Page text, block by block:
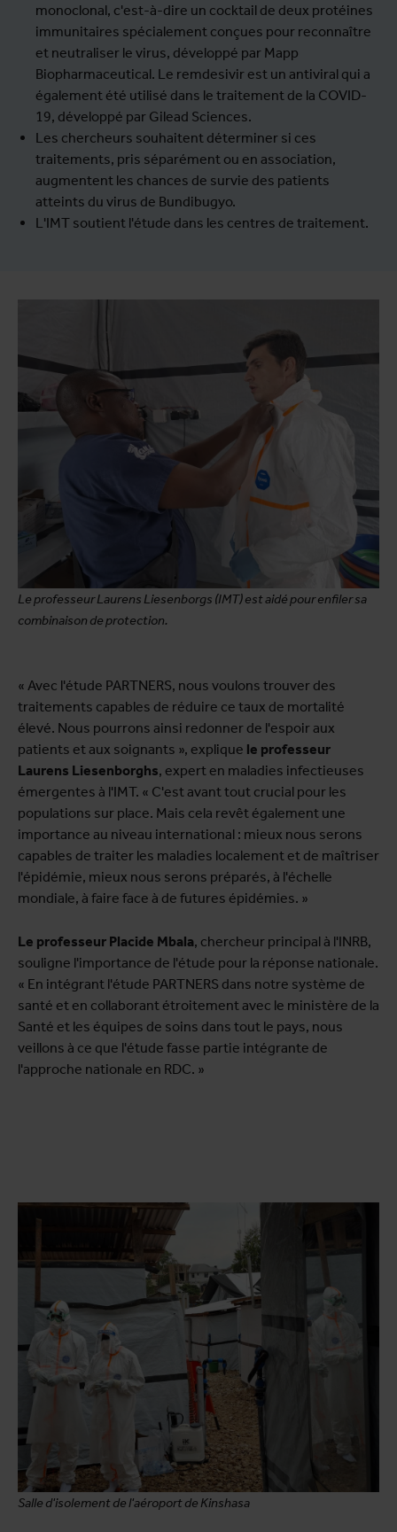
monoclonal, c'est-à-dire un cocktail de deux protéines
immunitaires spécialement conçues pour reconnaître
et neutraliser le virus, développé par Mapp
Biopharmaceutical. Le remdesivir est un antiviral qui a
également été utilisé dans le traitement de la COVID-
19, développé par Gilead Sciences.
Les chercheurs souhaitent déterminer si ces
traitements, pris séparément ou en association,
augmentent les chances de survie des patients
atteints du virus de Bundibugyo.
L'IMT soutient l'étude dans les centres de traitement.
Le professeur Laurens Liesenborgs (IMT) est aidé pour enfiler sa
combinaison de protection.
« Avec l'étude PARTNERS, nous voulons trouver des
traitements capables de réduire ce taux de mortalité
élevé. Nous pourrons ainsi redonner de l'espoir aux
patients et aux soignants », explique le professeur
Laurens Liesenborghs, expert en maladies infectieuses
émergentes à l'IMT. « C'est avant tout crucial pour les
populations sur place. Mais cela revêt également une
importance au niveau international : mieux nous serons
capables de traiter les maladies localement et de maîtriser
l'épidémie, mieux nous serons préparés, à l'échelle
mondiale, à faire face à de futures épidémies. »
Le professeur Placide Mbala, chercheur principal à l'INRB,
souligne l'importance de l'étude pour la réponse nationale.
« En intégrant l'étude PARTNERS dans notre système de
santé et en collaborant étroitement avec le ministère de la
Santé et les équipes de soins dans tout le pays, nous
veillons à ce que l'étude fasse partie intégrante de
l'approche nationale en RDC. »
Salle d'isolement de l'aéroport de Kinshasa